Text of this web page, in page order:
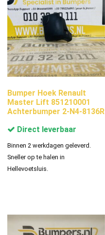
Bumper Hoek Renault
Master Lift 851210001
Achterbumper 2-N4-8136R
Direct leverbaar
Binnen 2 werkdagen geleverd.
Sneller op te halen in
Hellevoetsluis.